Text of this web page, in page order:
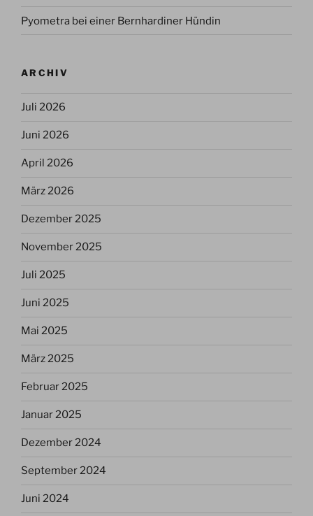
Pyometra bei einer Bernhardiner Hündin
ARCHIV
Juli 2026
Juni 2026
April 2026
März 2026
Dezember 2025
November 2025
Juli 2025
Juni 2025
Mai 2025
März 2025
Februar 2025
Januar 2025
Dezember 2024
September 2024
Juni 2024